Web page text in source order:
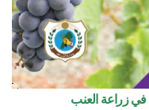
في زراعة العنب